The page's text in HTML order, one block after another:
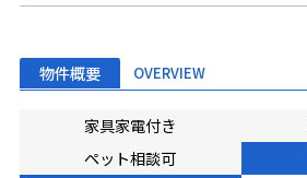
物件概要 OVERVIEW
家具家電付き
ペット相談可